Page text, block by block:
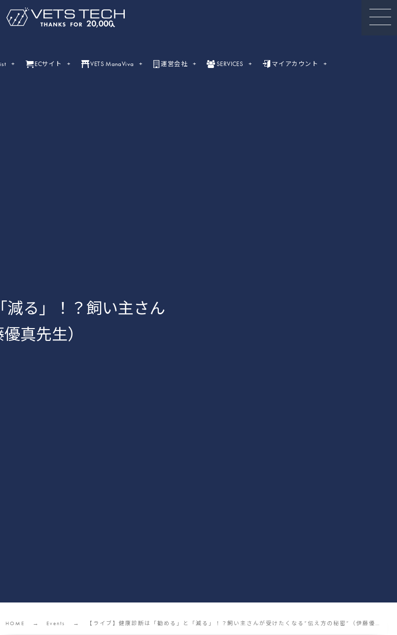
ECサイト VETS ManaViva 運営会社 SERVICES マイアカウント
減る」！？飼い主さん
真先生）
HOME Events 【ライブ】健康診断は「勧める」と「減る」！？飼い主さんが受けたくなる”伝え方の秘密”（伊藤優…